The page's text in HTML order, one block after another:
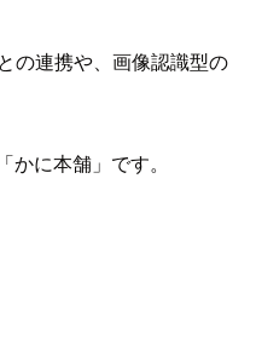
の連携や、画像認識型の
に本舗」です。